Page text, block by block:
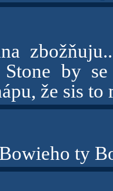
Stone by
že sis to
ty